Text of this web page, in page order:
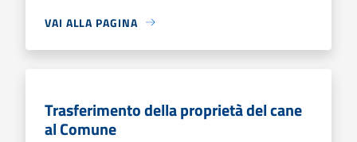
VAI ALLA PAGINA
Trasferimento della proprietà del cane
al Comune